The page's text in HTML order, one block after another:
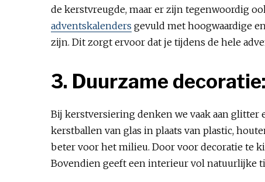
de kerstvreugde, maar er zijn tegenwoordig
adventskalenders gevuld met hoogwaardige
zijn. Dit zorgt ervoor dat je tijdens de hele
3. Duurzame
Bij kerstversiering denken we vaak aan glitter
kerstballen van glas in plaats van plastic,
beter voor het milieu. Door voor decoratie te
Bovendien geeft een interieur vol natuurlijke